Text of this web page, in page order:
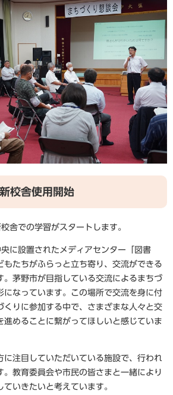
校舎使用開始
舎での学習がスタートします。
に設置されたメディアセンター「図書
もたちがふらっと立ち寄り、交流ができる
。茅野市が目指している交流によるまちづ
になっています。この場所で交流を身に付
くりに参加する中で、さまざまな人々と交
進めることに繋がってほしいと感じていま
に注目していただいている施設で、行われ
。教育委員会や市民の皆さまと一緒により
いきたいと考えています。